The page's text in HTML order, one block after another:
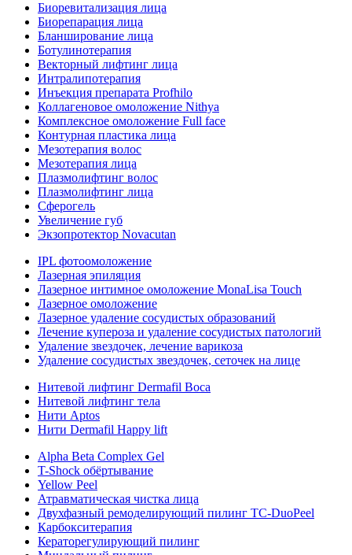
Биоревитализация лица
Биорепарация лица
Бланширование лица
Ботулинотерапия
Векторный лифтинг лица
Интралипотерапия
Инъекция препарата Profhilo
Коллагеновое омоложение Nithya
Комплексное омоложение Full face
Контурная пластика лица
Мезотерапия волос
Мезотерапия лица
Плазмолифтинг волос
Плазмолифтинг лица
Сферогель
Увеличение губ
Экзопротектор Novacutan
IPL фотоомоложение
Лазерная эпиляция
Лазерное интимное омоложение MonaLisa Touch
Лазерное омоложение
Лазерное удаление сосудистых образований
Лечение купероза и удаление сосудистых патологий
Удаление звездочек, лечение варикоза
Удаление сосудистых звездочек, сеточек на лице
Нитевой лифтинг Dermafil Boca
Нитевой лифтинг тела
Нити Aptos
Нити Dermafil Happy lift
Alpha Beta Complex Gel
T-Shock обёртывание
Yellow Peel
Атравматическая чистка лица
Двухфазный ремоделирующий пилинг TC-DuoPeel
Карбокситерапия
Кераторегулирующий пилинг